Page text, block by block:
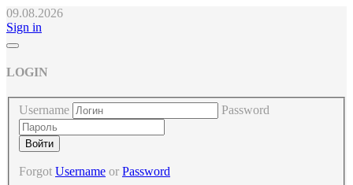
09.08.2026
Sign in
LOGIN
Username Password
Forgot Username or Password